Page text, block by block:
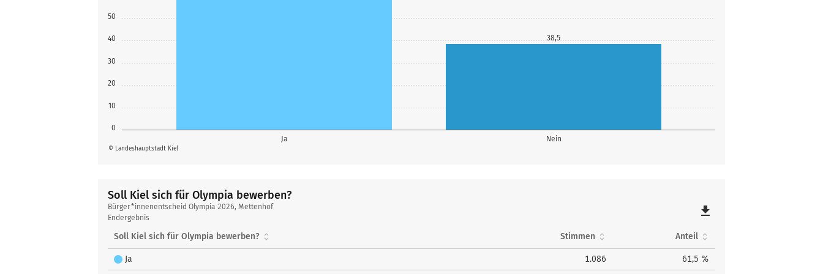
0
10
20
30
40
50
Ja Nein
38,5
© Landeshauptstadt Kiel
Soll Kiel sich für Olympia bewerben?
Soll
Kiel
sich
Olympia
bewerben?
Bürger*innenentscheid Olympia 2026, Mettenhof
Endergebnis
file_download
Soll Kiel sich für Olympia bewerben? Stimmen Anteil
Ja 1.086 61,5 %